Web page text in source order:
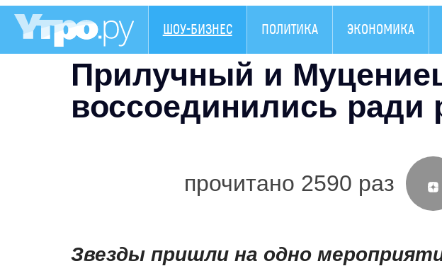
ШОУ-БИЗНЕС ПОЛИТИКА ЭКОНОМИКА
Прилучный и
воссоединились ради
прочитано 2590 раз
Звезды пришли на одно